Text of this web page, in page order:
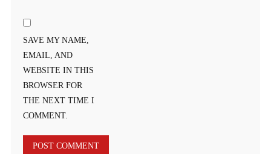
SAVE MY NAME,
EMAIL, AND
WEBSITE IN THIS
BROWSER FOR
THE NEXT TIME I
COMMENT.